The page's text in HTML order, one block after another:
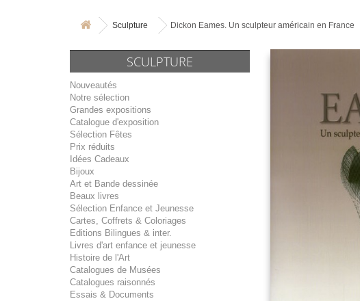
Sculpture Dickon Eames. Un sculpteur américain en France
SCULPTURE
Nouveautés
Notre sélection
Grandes expositions
Catalogue d'exposition
Sélection Fêtes
Prix réduits
Idées Cadeaux
Bijoux
Art et Bande dessinée
Beaux livres
Sélection Enfance et Jeunesse
Cartes, Coffrets & Coloriages
Editions Bilingues & inter.
Livres d'art enfance et jeunesse
Histoire de l'Art
Catalogues de Musées
Catalogues raisonnés
Essais & Documents